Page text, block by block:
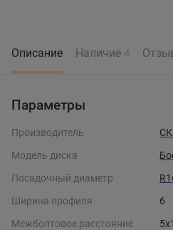
Описание Наличие 4
Параметры
Производитель
Модель диска
Посадочный диаметр
Ширина профиля
6
Межболтовое расстояние